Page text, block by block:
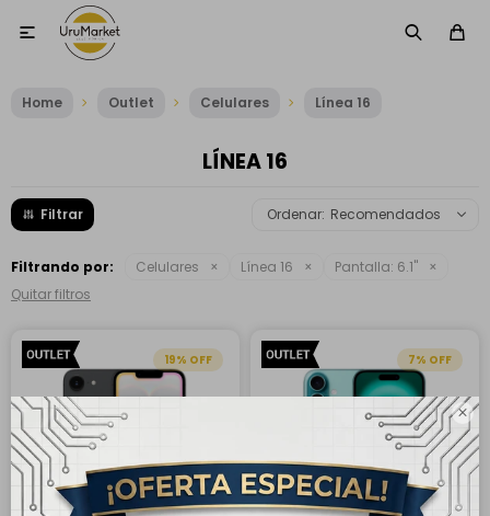


Home Outlet Celulares Línea 16
LÍNEA 16
Recomendados
Filtrando por: Celulares Línea 16 Pantalla: 6.1"
Quitar filtros
19 7